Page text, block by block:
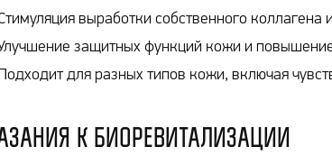
выработки собственного коллагена
защитных функций кожи и
для разных типов кожи, включая
к биоревитализации